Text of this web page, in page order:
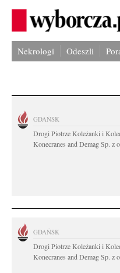
Nekrologi Odeszli
GDAŃSK
Drogi Piotrze Koleżanki i
Konecranes and Demag Sp. z
GDAŃSK
Drogi Piotrze Koleżanki i
Konecranes and Demag Sp. z